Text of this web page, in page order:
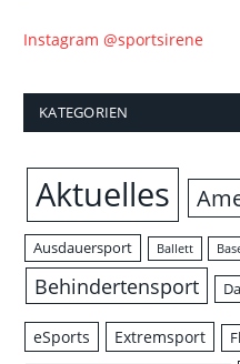
Instagram @sportsirene
KATEGORIEN
Aktuelles
Ausdauersport Ballett
Behindertensport
eSports Extremsport